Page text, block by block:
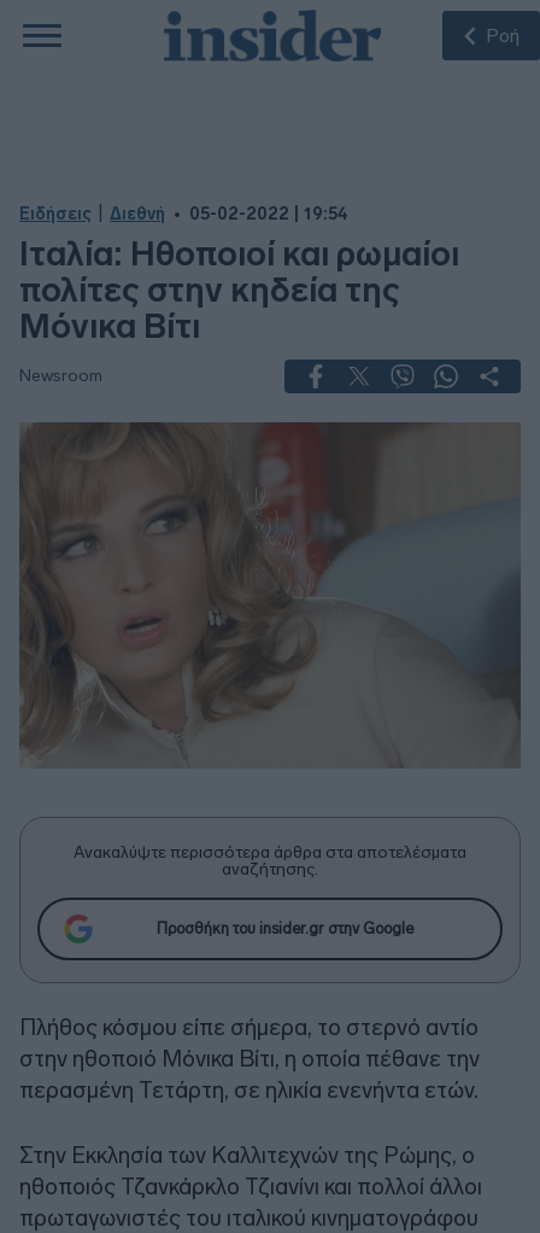
Ροή
Ειδήσεις Διεθνή 05-02-2022 | 19:54
Ιταλία: Ηθοποιοί και ρωμαίοι
πολίτες στην κηδεία της
Μόνικα Βίτι
Newsroom
Ανακαλύψτε περισσότερα άρθρα στα αποτελέσματα
αναζήτησης.
Προσθήκη του insider.gr στην Google
Πλήθος κόσμου είπε σήμερα, το στερνό αντίο
στην ηθοποιό Μόνικα Βίτι, η οποία πέθανε την
περασμένη Τετάρτη, σε ηλικία ενενήντα ετών.
Στην Εκκλησία των Καλλιτεχνών της Ρώμης, ο
ηθοποιός Τζανκάρκλο Τζιανίνι και πολλοί άλλοι
πρωταγωνιστές του ιταλικού κινηματογράφου